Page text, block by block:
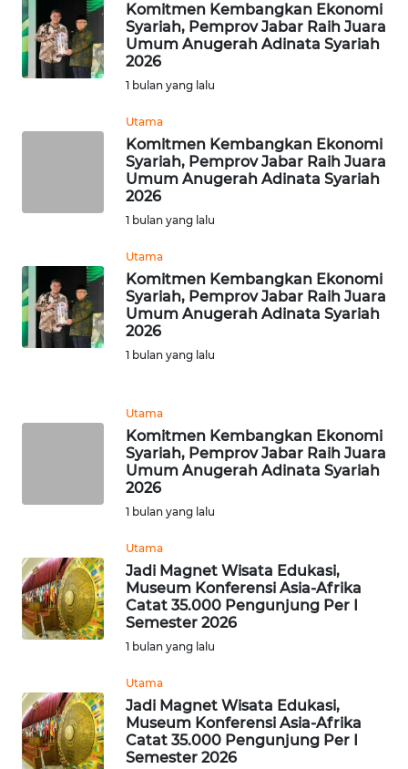
Komitmen Kembangkan Ekonomi
Syariah, Pemprov Jabar Raih Juara
Umum Anugerah Adinata Syariah
2026
1 bulan yang lalu
Utama
Komitmen Kembangkan Ekonomi
Syariah, Pemprov Jabar Raih Juara
Umum Anugerah Adinata Syariah
2026
1 bulan yang lalu
Utama
Komitmen Kembangkan Ekonomi
Syariah, Pemprov Jabar Raih Juara
Umum Anugerah Adinata Syariah
2026
1 bulan yang lalu
Utama
Komitmen Kembangkan Ekonomi
Syariah, Pemprov Jabar Raih Juara
Umum Anugerah Adinata Syariah
2026
1 bulan yang lalu
Utama
Jadi Magnet Wisata Edukasi,
Museum Konferensi Asia-Afrika
Catat 35.000 Pengunjung Per I
Semester 2026
1 bulan yang lalu
Utama
Jadi Magnet Wisata Edukasi,
Museum Konferensi Asia-Afrika
Catat 35.000 Pengunjung Per I
Semester 2026
WN
RIAU
WN
NTB
WN
BABEL
WN
SUMBAR
WN
SUMSEL
WN
BENGKULU
WN